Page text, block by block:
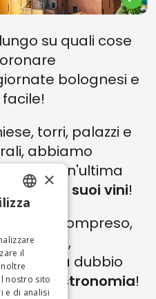
su quali cose
bolognesi e
torri, palazzi e
abbiamo
solo un'ultima
tour dei suoi vini!
compreso,
di arte,
senza dubbio
enogastronomia!
ENGLISH
ITALIAN
×
il
nostro sito
e di analisi